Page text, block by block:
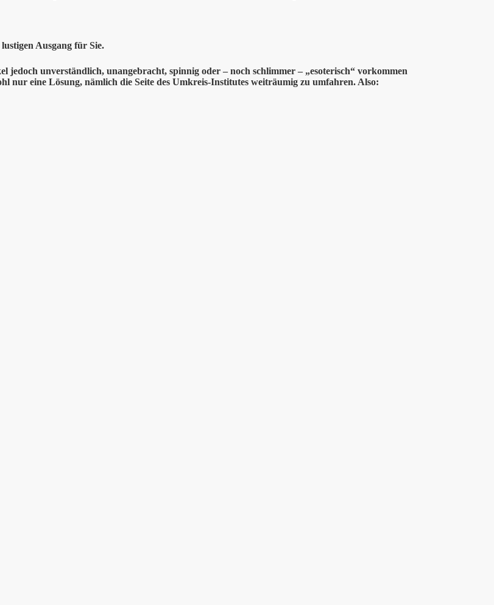
Ausgang für Sie.
jedoch unverständlich, unangebracht, spinnig oder – noch schlimmer – „esoterisch“ vorkommen
nur eine Lösung, nämlich die Seite des Umkreis-Institutes weiträumig zu umfahren. Also: